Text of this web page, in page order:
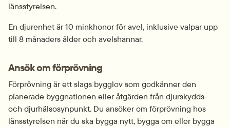
länsstyrelsen.
En djurenhet är 10 minkhonor för avel, inklusive valpar upp
till 8 månaders ålder och avelshannar.
Ansök om förprövning
Förprövning är ett slags bygglov som godkänner den
planerade byggnationen eller åtgärden från djurskydds-
och djurhälsosynpunkt. Du ansöker om förprövning hos
länsstyrelsen när du ska bygga nytt, bygga om eller bygga